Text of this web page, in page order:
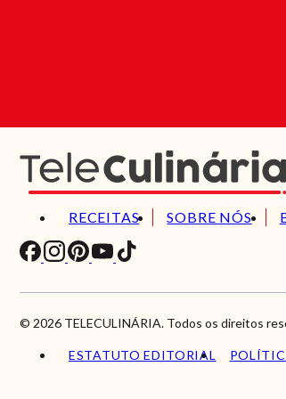
RECEITAS SOBRE NÓS
© 2026 TELECULINÁRIA. Todos os direitos
ESTATUTO EDITORIAL